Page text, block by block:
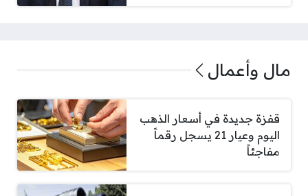
مال وأعمال
قفزة جديدة في أسعار الذهب
اليوم وعيار 21 يسجل رقماً
مفاجئاً